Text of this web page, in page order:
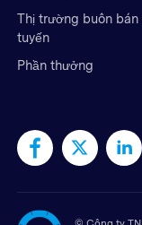
Thị trường buôn
tuyến
Phần thưởng